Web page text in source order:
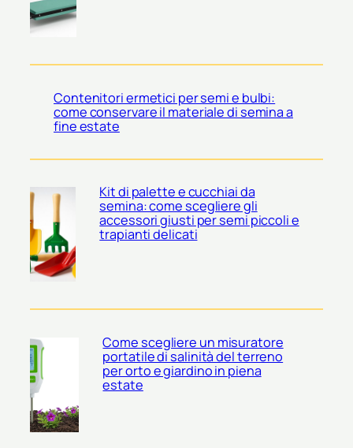
Contenitori ermetici per semi e bulbi:
come conservare il materiale di semina a
fine estate
Kit di palette e cucchiai da
semina: come scegliere gli
accessori giusti per semi piccoli e
trapianti delicati
Come scegliere un misuratore
portatile di salinità del terreno
per orto e giardino in piena
estate